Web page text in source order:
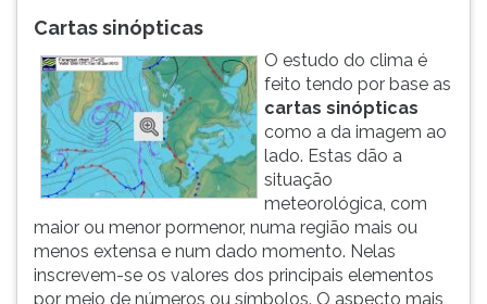
Cartas sinópticas
O estudo do clima é
feito tendo por base as
cartas sinópticas
como a da imagem ao
lado. Estas dão a
situação
meteorológica, com
maior ou menor pormenor, numa região mais ou
menos extensa e num dado momento. Nelas
inscrevem-se os valores dos principais elementos
por meio de números ou símbolos. O aspecto mais